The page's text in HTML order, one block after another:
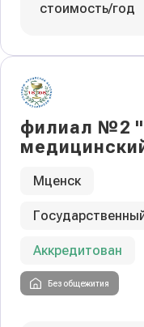
стоимость/год
филиал №2
Мценск
Аккредитован
Без общежития